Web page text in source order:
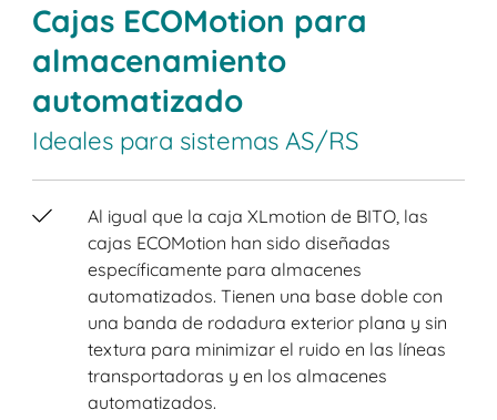
Cajas ECOMotion para
almacenamiento
automatizado
Ideales para sistemas AS/RS
Al igual que la caja XLmotion de BITO, las
cajas ECOMotion han sido diseñadas
específicamente para almacenes
automatizados. Tienen una base doble con
una banda de rodadura exterior plana y sin
textura para minimizar el ruido en las líneas
transportadoras y en los almacenes
automatizados.